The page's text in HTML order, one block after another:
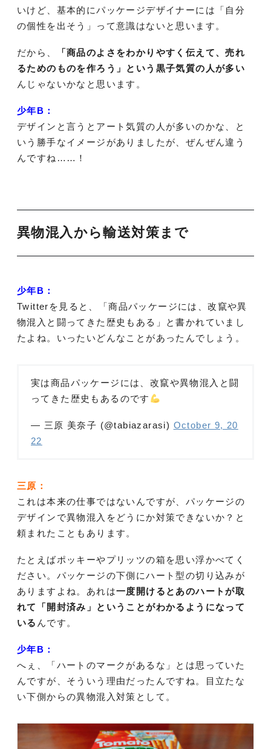
いけど、基本的にパッケージデザイナーには「自分
の個性を出そう」って意識はないと思います。
だから、
「商品のよさをわかりやすく伝えて、売れ
るためのものを作ろう」という黒子気質の人が多い
んじゃないかなと思います。
少年B：
デザインと言うとアート気質の人が多いのかな、と
いう勝手なイメージがありましたが、ぜんぜん違う
んですね……！
異物混入から輸送対策まで
少年B：
Twitterを見ると、「商品パッケージには、改竄や異
物混入と闘ってきた歴史もある」と書かれていまし
たよね。いったいどんなことがあったんでしょう。
実は商品パッケージには、改竄や異物混入と闘
ってきた歴史もあるのです
— 三原 美奈子 (@tabiazarasi) October 9, 20
22
三原：
これは本来の仕事ではないんですが、パッケージの
デザインで異物混入をどうにか対策できないか？と
頼まれたこともあります。
たとえばポッキーやプリッツの箱を思い浮かべてく
ださい。パッケージの下側にハート型の切り込みが
ありますよね。あれは一度開けるとあのハートが取
れて「開封済み」ということがわかるようになって
いる んです。
少年B：
へぇ、「ハートのマークがあるな」とは思っていた
んですが、そういう理由だったんですね。目立たな
い下側からの異物混入対策として。